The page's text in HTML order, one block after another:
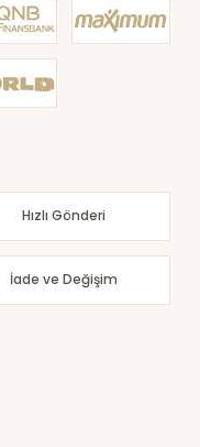
Hızlı Gönderi
İade ve Değişim